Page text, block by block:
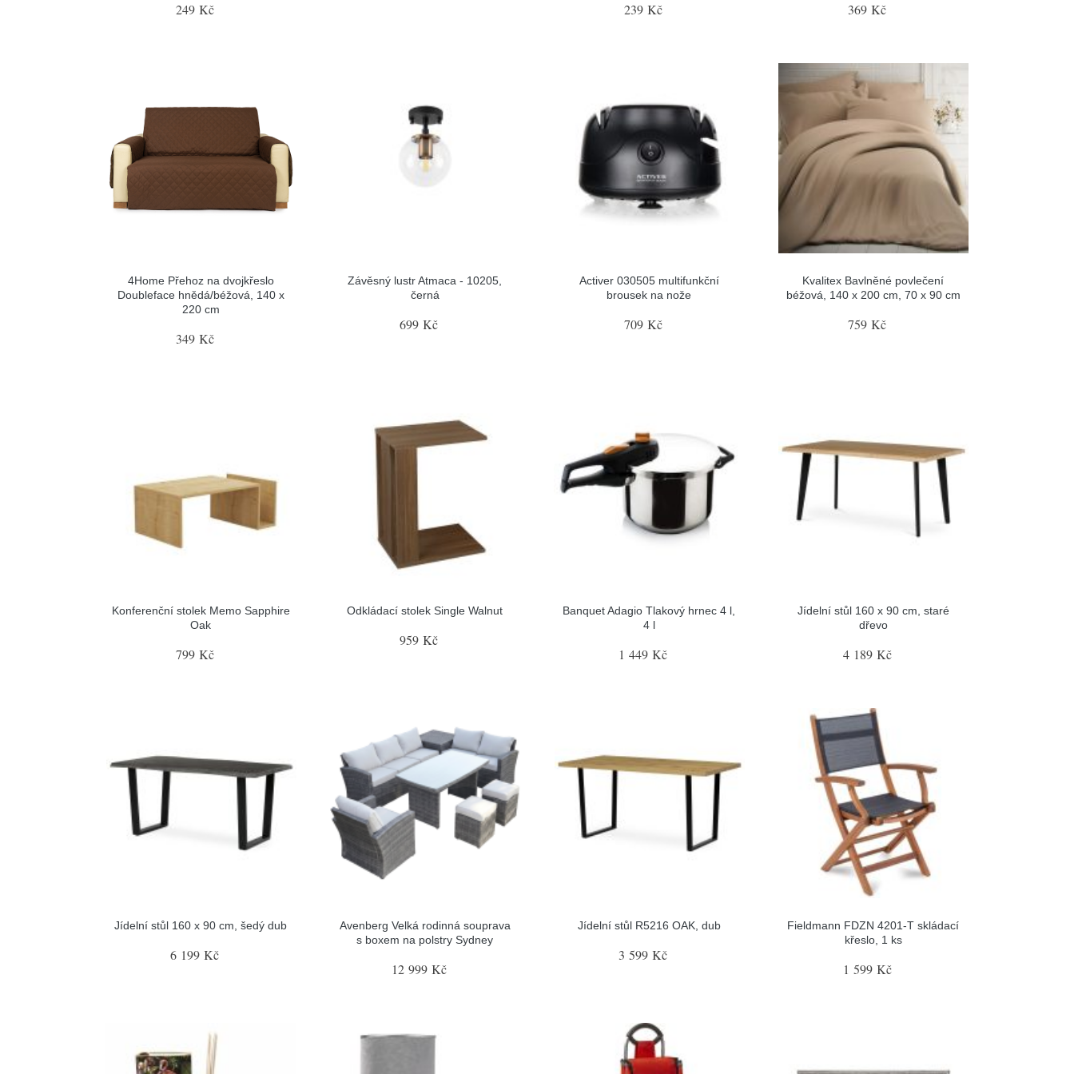
249 Kč
239 Kč
369 Kč
4Home Přehoz na dvojkřeslo
Doubleface hnědá/béžová, 140 x
220 cm
349 Kč
Závěsný lustr Atmaca - 10205,
černá
699 Kč
Activer 030505 multifunkční
brousek na nože
709 Kč
Kvalitex Bavlněné povlečení
béžová, 140 x 200 cm, 70 x 90 cm
759 Kč
Konferenční stolek Memo Sapphire
Oak
799 Kč
Odkládací stolek Single Walnut
959 Kč
Banquet Adagio Tlakový hrnec 4 l,
4 l
1 449 Kč
Jídelní stůl 160 x 90 cm, staré
dřevo
4 189 Kč
Jídelní stůl 160 x 90 cm, šedý dub
6 199 Kč
Avenberg Velká rodinná souprava
s boxem na polstry Sydney
12 999 Kč
Jídelní stůl R5216 OAK, dub
3 599 Kč
Fieldmann FDZN 4201-T skládací
křeslo, 1 ks
1 599 Kč